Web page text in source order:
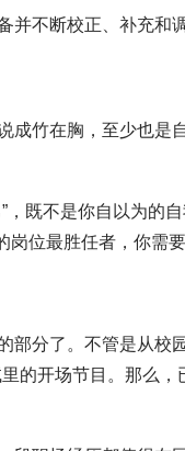
并不断校正、补充和
成竹在胸，至少也
，既不是你自以为的
位最胜任者，你需
部分了。不管是从校
的开场节目。那么